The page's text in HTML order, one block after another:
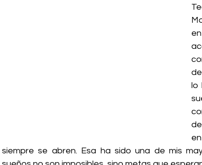
lo
siempre se abren. Esa ha sido una de mis